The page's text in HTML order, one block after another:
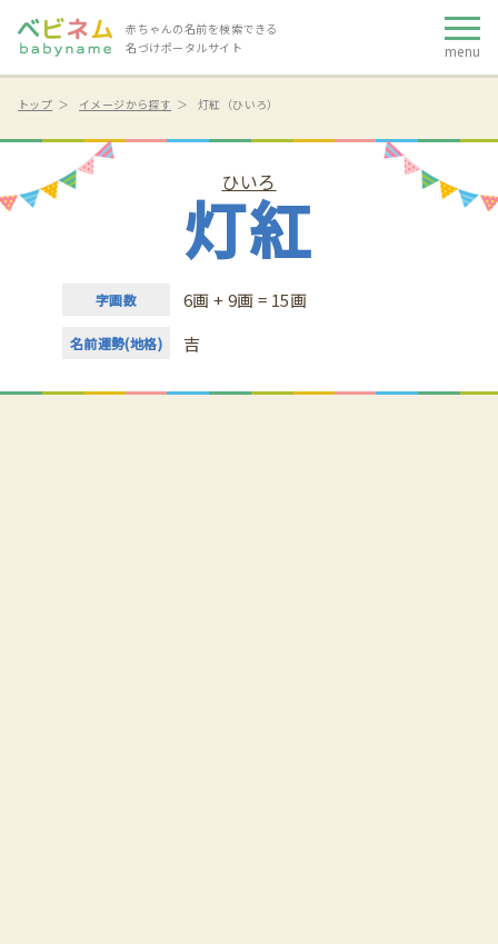
赤ちゃんの名前を検索できる
名づけポータルサイト
menu
トップ イメージから探す 灯紅（ひいろ）
ひいろ
灯紅
字画数 6画 + 9画 = 15画
名前運勢(地格) 吉